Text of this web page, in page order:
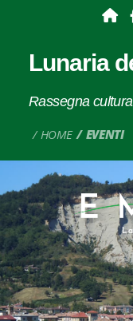
Lunaria
Rassegna
HOME EVENTI